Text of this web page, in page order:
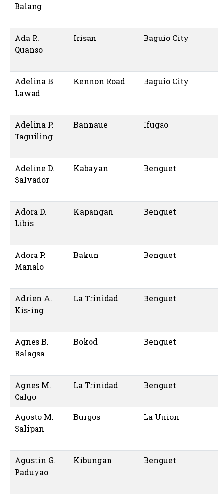
Balang
Ada R.
Quanso
Irisan Baguio City
Adelina B.
Lawad
Kennon Road Baguio City
Adelina P.
Taguiling
Bannaue Ifugao
Adeline D.
Salvador
Kabayan Benguet
Adora D.
Libis
Kapangan Benguet
Adora P.
Manalo
Bakun Benguet
Adrien A.
Kis-ing
La Trinidad Benguet
Agnes B.
Balagsa
Bokod Benguet
Agnes M.
Calgo
La Trinidad Benguet
Agosto M.
Salipan
Burgos La Union
Agustin G.
Paduyao
Kibungan Benguet